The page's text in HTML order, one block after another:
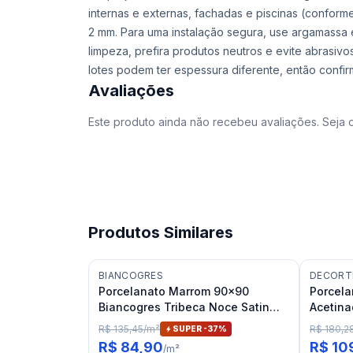
internas e externas, fachadas e piscinas
2 mm. Para uma instalação segura, use
limpeza, prefira produtos neutros e evite
lotes podem ter espessura diferente, então
Avaliações
Este produto ainda não recebeu avaliações. Seja
Produtos Similares
BIANCOGRES
Porcelanato Marrom 90x90
Biancogres Tribeca Noce Satin
RET "A"
R$ 135,45/m² SUPER -37%
R$ 84,90/m²
R$
R$